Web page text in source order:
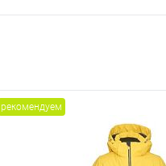
рекомендуем